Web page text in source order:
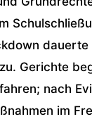
Gerichte
nach
im